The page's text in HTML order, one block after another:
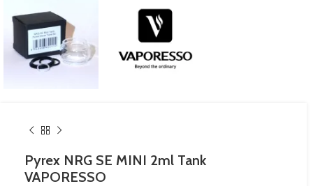
Pyrex NRG SE MINI 2ml Tank
VAPORESSO